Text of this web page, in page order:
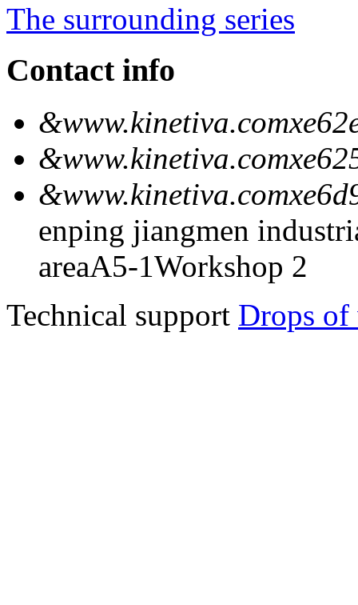
The surrounding series
Contact info
enping jiangmen
areaA5-1Workshop 2
Technical support Drops of